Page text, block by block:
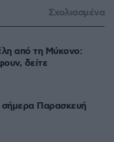
Σχολιασμένα
από τη Μύκονο:
δείτε
σήμερα Παρασκευή